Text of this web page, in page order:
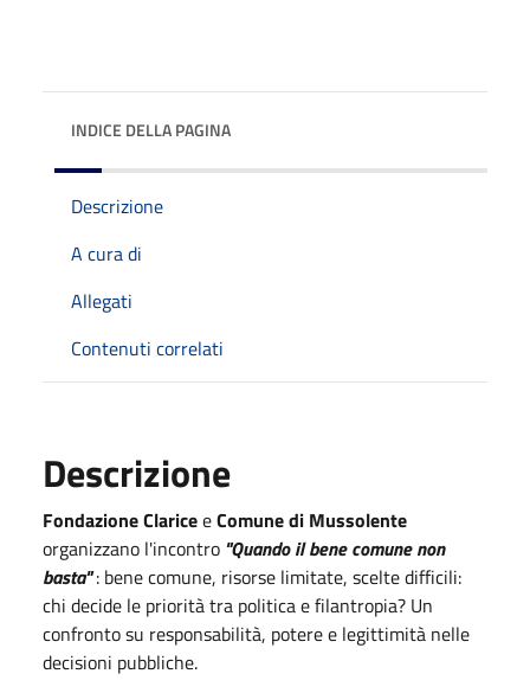
INDICE DELLA PAGINA
Descrizione
A cura di
Allegati
Contenuti correlati
Descrizione
Fondazione ClariceeComune di Mussolente
organizzano l'incontro "Quando il bene comune non
basta": bene comune, risorse limitate, scelte difficili:
chi decide le priorità tra politica e filantropia? Un
confronto su responsabilità, potere e legittimità nelle
decisioni pubbliche.